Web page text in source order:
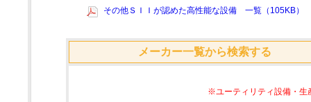
その他ＳＩＩが認めた高性能な設備 一覧（105KB）
メーカー一覧から検索する
※ユーティリティ設備・生